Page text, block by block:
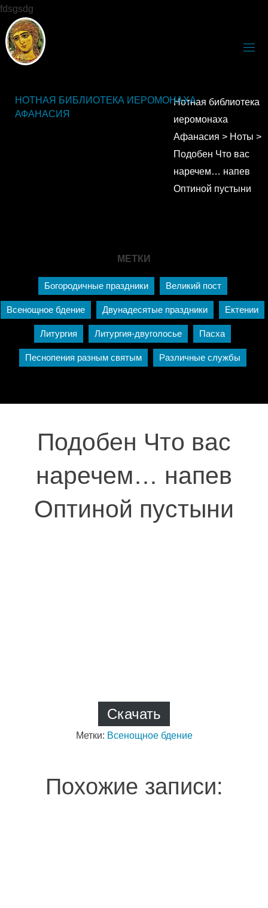
fdsgsdg
НОТНАЯ БИБЛИОТЕКА ИЕРОМОНАХА
АФАНАСИЯ
Нотная библиотека
иеромонаха
Афанасия > Ноты >
Подобен Что вас
наречем… напев
Оптиной пустыни
МЕТКИ
Богородичные праздники Великий пост
Всенощное бдение Двунадесятые праздники Ектении
Литургия Литургия-двуголосье Пасха
Песнопения разным святым Различные службы
Подобен Что вас
наречем… напев
Оптиной пустыни
Скачать
Метки: Всенощное бдение
Похожие записи: